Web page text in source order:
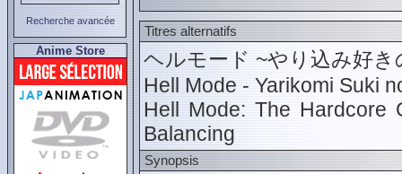
Recherche avancée
Anime Store
Titres alternatifs
ヘルモード ~やり込み好
Hell Mode - Yarikomi Suki
Hell Mode: The Hardcore
Balancing
Synopsis